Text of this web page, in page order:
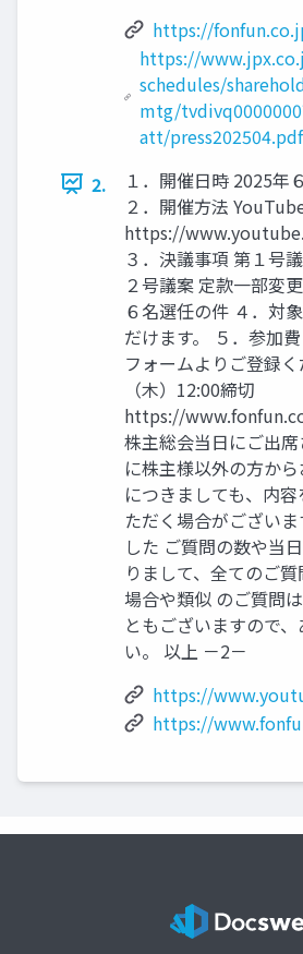
https://
https://
schedules/
mtg/
att/press202504.pdf
2.
１．開催日時 2025年
２．開催方法
https://
３．決議事項 第１号
２号議案 定款一部変
６名選任の件 ４．対
だけます。 ５．参加
フォームよりご登録
（木）12:00締切
https://
株主総会当日にご出
に株主様以外の方か
につきましても、内
ただく場合がございま
した ご質問の数や当
りまして、全てのご
場合や類似 のご質問
ともございますので
い。 以上 －2－
https://
https://